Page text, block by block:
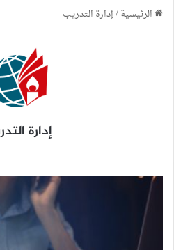
الرئيسية/إدارة التدريب
إدارة